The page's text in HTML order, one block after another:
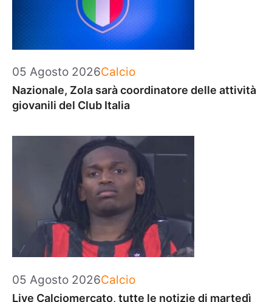
05 Agosto 2026Categorie
Calcio
Nazionale, Zola sarà coordinatore delle attività
giovanili del Club Italia
05 Agosto 2026Categorie
Calcio
Live Calciomercato, tutte le notizie di martedì